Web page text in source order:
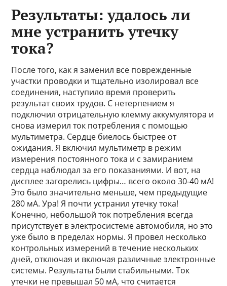
Результаты: удалось ли
мне устранить утечку
тока?
После того, как я заменил все поврежденные
участки проводки и тщательно изолировал все
соединения, наступило время проверить
результат своих трудов. С нетерпением я
подключил отрицательную клемму аккумулятора и
снова измерил ток потребления с помощью
мультиметра. Сердце биелось быстрее от
ожидания. Я включил мультиметр в режим
измерения постоянного тока и с замиранием
сердца наблюдал за его показаниями. И вот, на
дисплее загорелись цифры… всего около 30-40 мА!
Это было значительно меньше, чем предыдущие
280 мА. Ура! Я почти устранил утечку тока!
Конечно, небольшой ток потребления всегда
присутствует в электросистеме автомобиля, но это
уже было в пределах нормы. Я провел несколько
контрольных измерений в течение нескольких
дней, отключая и включая различные электронные
системы. Результаты были стабильными. Ток
утечки не превышал 50 мА, что считается